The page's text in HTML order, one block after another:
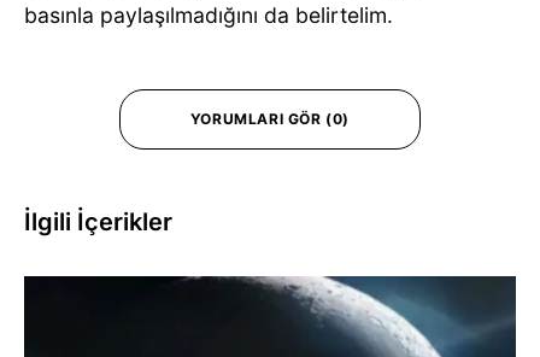
basınla paylaşılmadığını da belirtelim.
YORUMLARI GÖR (0)
İlgili İçerikler